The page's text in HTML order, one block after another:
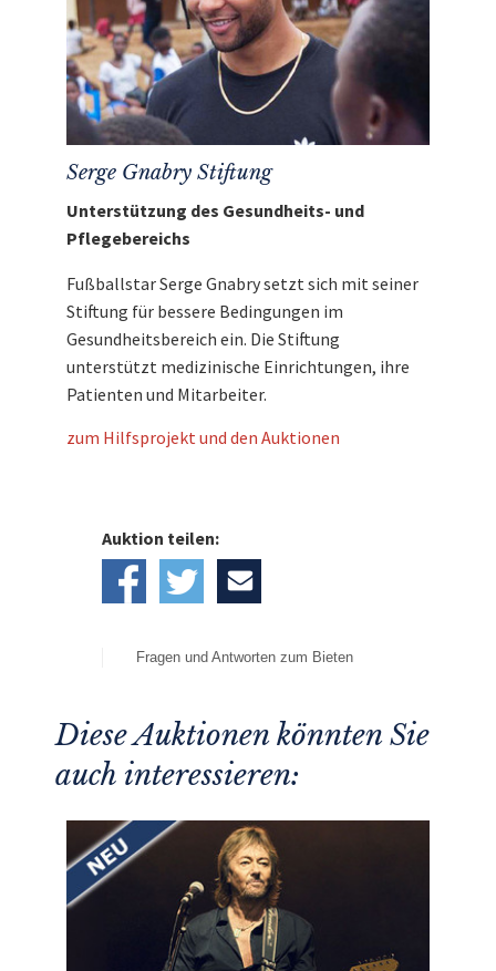
Serge Gnabry Stiftung
Unterstützung des Gesundheits- und
Pflegebereichs
Fußballstar Serge Gnabry setzt sich mit seiner
Stiftung für bessere Bedingungen im
Gesundheitsbereich ein. Die Stiftung
unterstützt medizinische Einrichtungen, ihre
Patienten und Mitarbeiter.
zum Hilfsprojekt und den Auktionen
Auktion teilen:
Fragen und Antworten zum Bieten
Diese Auktionen könnten Sie
auch interessieren: